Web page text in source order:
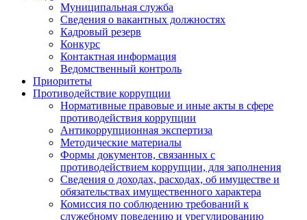
Муниципальная служба
Сведения о вакантных должностях
Кадровый резерв
Конкурс
Контактная информация
Ведомственный контроль
Приоритеты
Противодействие коррупции
Нормативные правовые и иные акты в сфере
противодействия коррупции
Антикоррупционная экспертиза
Методические материалы
Формы документов, связанных с
противодействием коррупции, для заполнения
Сведения о доходах, расходах, об имуществе и
обязательствах имущественного характера
Комиссия по соблюдению требований к
служебному поведению и урегулированию